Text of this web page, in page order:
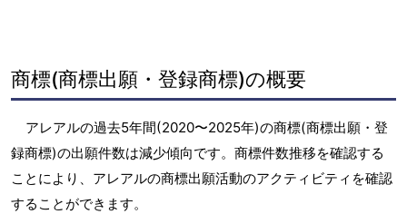
商標(商標出願・登録商標)の概要
アレアルの過去5年間(2020〜2025年)の商標(商標出願・登
録商標)の出願件数は減少傾向です。商標件数推移を確認する
ことにより、アレアルの商標出願活動のアクティビティを確認
することができます。